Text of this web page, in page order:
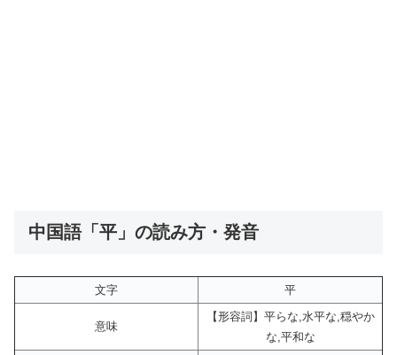
中国語「平」の読み方・発音
文字 平
意味
【形容詞】平らな,水平な,穏やか
な,平和な